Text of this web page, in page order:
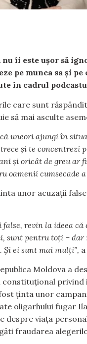
îi este ușor să
pe munca sa și
în cadrul
care sunt
să mai asculte
uneori ajungi în
și te
și oricât de greu
oamenii cumsecade
unor acuzații
revin la ideea
sunt pentru toți –
Și ei sunt mai mulți”,
Moldova a
ținta unor
oligarhului fugar
viața
fraudarea